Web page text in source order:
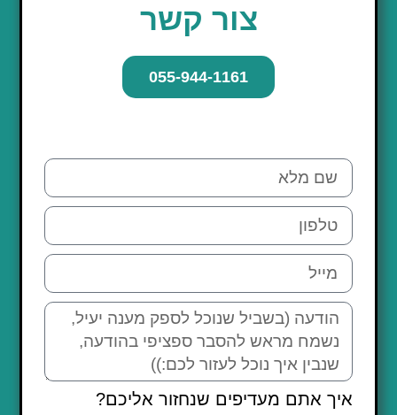
צור קשר
055-944-1161
איך אתם מעדיפים שנחזור אליכם?